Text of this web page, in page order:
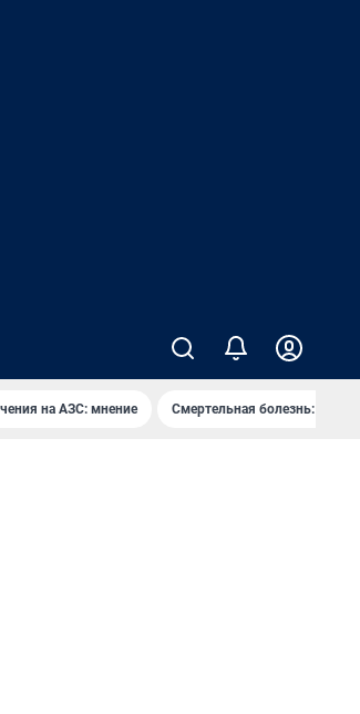
на АЗС: мнение Смертельная болезнь: